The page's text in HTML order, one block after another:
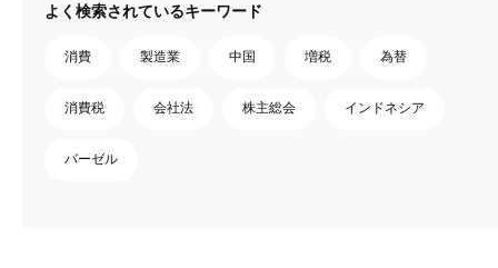
よく検索されているキーワード
消費 製造業 中国 増税 為替
消費税 会社法 株主総会 インドネシア
バーゼル